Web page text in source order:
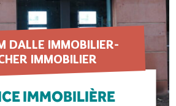
DALLE IMMOBILIER-
IMMOBILIER
IMMOBILIÈRE